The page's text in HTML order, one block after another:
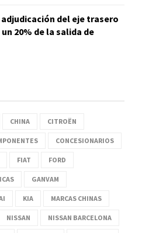
del eje trasero
20% de la salida de
CHINA CITROËN
CONCESIONARIOS
FIAT FORD
GANVAM
KIA MARCAS CHINAS
NISSAN NISSAN BARCELONA